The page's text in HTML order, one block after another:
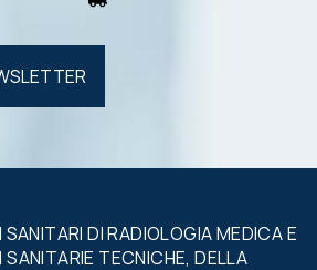
DI RADIOLOGIA MEDICA E
SANITARIE TECNICHE, DELLA